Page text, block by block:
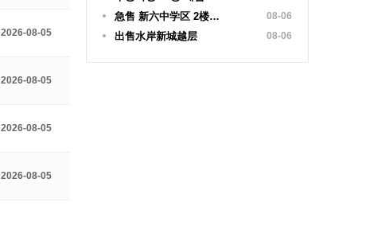
急售 新六中学区 2楼… 08-06
出售水岸新城越层 08-06
2026-08-05
2026-08-05
2026-08-05
2026-08-05